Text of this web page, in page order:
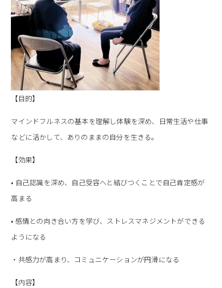
【目的】
マインドフルネスの基本を理解し体験を深め、日常生活や仕事
などに活かして、ありのままの自分を生きる。
【効果】
• 自己認識を深め、自己受容へと結びつくことで自己肯定感が
高まる
• 感情との向き合い方を学び、ストレスマネジメントができる
ようになる
・共感力が高まり、コミュニケーションが円滑になる
【内容】